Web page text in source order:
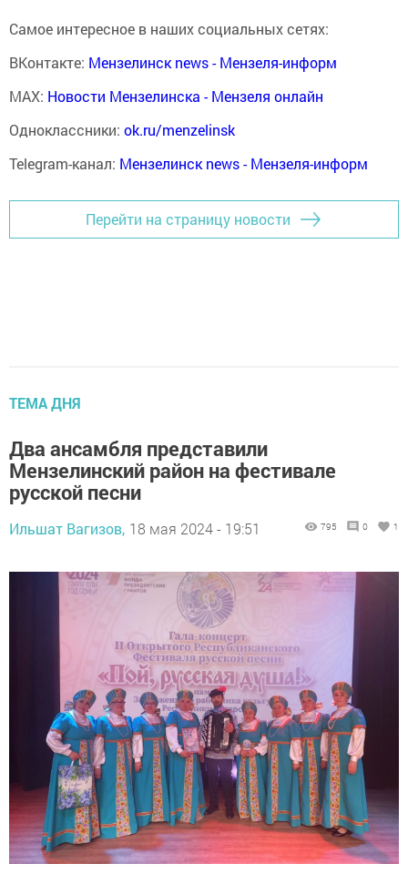
Самое интересное в наших социальных сетях:
ВКонтакте: Мензелинск news - Мензеля-информ
MAX: Новости Мензелинска - Мензеля онлайн
Одноклассники: ok.ru/menzelinsk
Telegram-канал: Мензелинск news - Мензеля-информ
Перейти на страницу новости
ТЕМА ДНЯ
Два ансамбля представили
Мензелинский район на фестивале
русской песни
Ильшат Вагизов, 18 мая 2024 - 19:51 795 0 1